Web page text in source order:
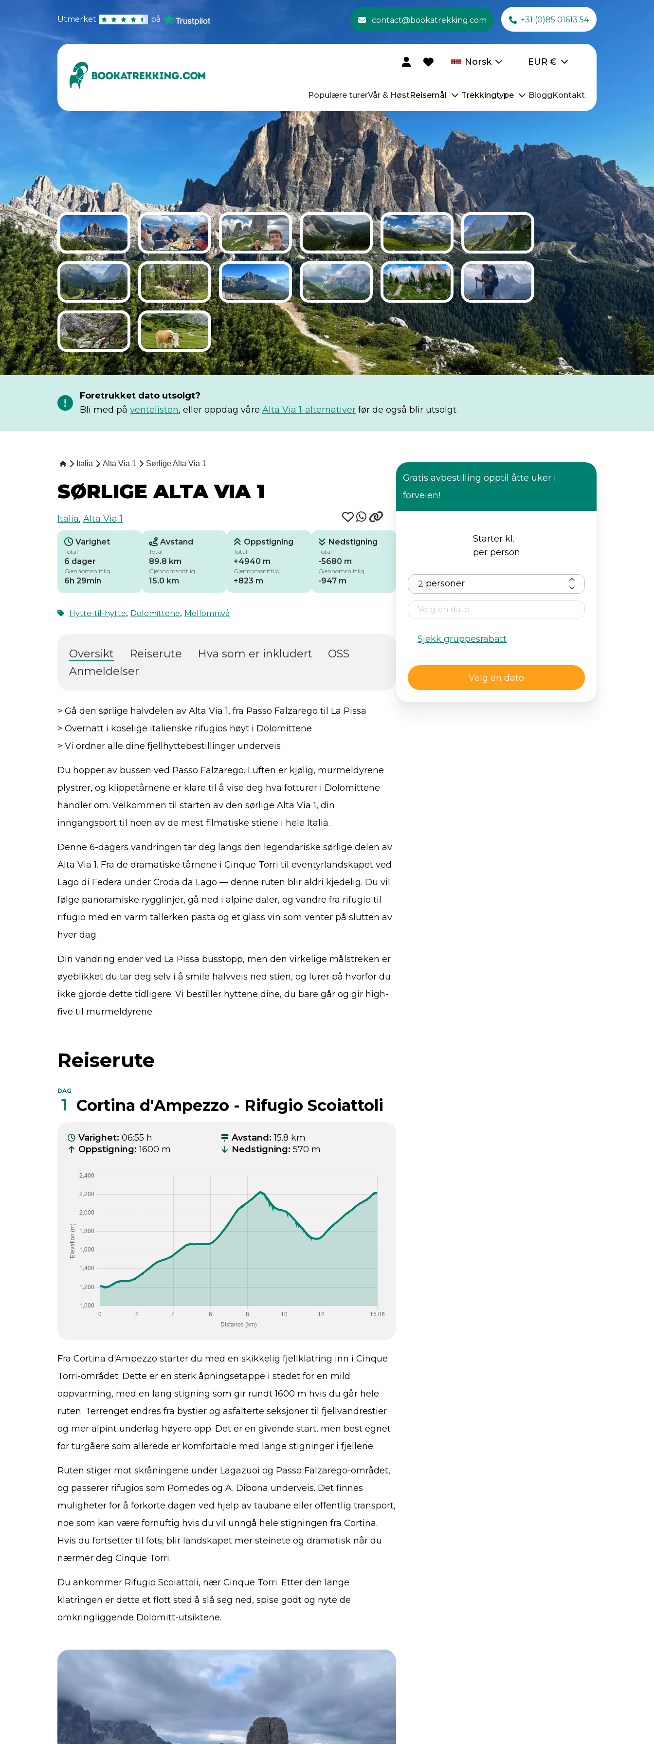
Utmerket på contact@bookatrekking.com +31 (0)85 01613 54
Norsk EUR €
Populære turerVår & HøstReisemål Trekkingtype BloggKontakt
Foretrukket dato utsolgt?
Bli med på ventelisten, eller oppdag våre Alta Via 1-alternativer før de også blir utsolgt.
Italia Alta Via 1 Sørlige Alta Via 1
SØRLIGE ALTA VIA 1
Italia, Alta Via 1
Varighet
Total
6 dager
Gjennomsnittlig
6h 29min
Avstand
Total
89.8 km
Gjennomsnittlig
15.0 km
Oppstigning
Total
+4940 m
Gjennomsnittlig
+823 m
Nedstigning
Total
-5680 m
Gjennomsnittlig
-947 m
Hytte-til-hytte, Dolomittene, Mellomnivå
Oversikt Reiserute Hva som er inkludert
OSS
Anmeldelser
> Gå den sørlige halvdelen av Alta Via 1, fra Passo Falzarego til La Pissa
> Overnatt i koselige italienske rifugios høyt i Dolomittene
> Vi ordner alle dine fjellhyttebestillinger underveis
Du hopper av bussen ved Passo Falzarego. Luften er kjølig, murmeldyrene
plystrer, og klippetårnene er klare til å vise deg hva fotturer i Dolomittene
handler om. Velkommen til starten av den sørlige Alta Via 1, din
inngangsport til noen av de mest filmatiske stiene i hele Italia.
Denne 6-dagers vandringen tar deg langs den legendariske sørlige delen av
Alta Via 1. Fra de dramatiske tårnene i Cinque Torri til eventyrlandskapet ved
Lago di Federa under Croda da Lago — denne ruten blir aldri kjedelig. Du vil
følge panoramiske rygglinjer, gå ned i alpine daler, og vandre fra rifugio til
rifugio med en varm tallerken pasta og et glass vin som venter på slutten av
hver dag.
Din vandring ender ved La Pissa busstopp, men den virkelige målstreken er
øyeblikket du tar deg selv i å smile halvveis ned stien, og lurer på hvorfor du
ikke gjorde dette tidligere. Vi bestiller hyttene dine, du bare går og gir high-
five til murmeldyrene.
Reiserute
DAG
1 Cortina d'Ampezzo - Rifugio Scoiattoli
Varighet: 06:55 h Avstand : 15.8 km
Oppstigning: 1600 m Nedstigning: 570 m
Fra Cortina d'Ampezzo starter du med en skikkelig fjellklatring inn i Cinque
Torri-området. Dette er en sterk åpningsetappe i stedet for en mild
oppvarming, med en lang stigning som gir rundt 1600 m hvis du går hele
ruten. Terrenget endres fra bystier og asfalterte seksjoner til fjellvandrestier
og mer alpint underlag høyere opp. Det er en givende start, men best egnet
for turgåere som allerede er komfortable med lange stigninger i fjellene.
Ruten stiger mot skråningene under Lagazuoi og Passo Falzarego-området,
og passerer rifugios som Pomedes og A. Dibona underveis. Det finnes
muligheter for å forkorte dagen ved hjelp av taubane eller offentlig transport,
noe som kan være fornuftig hvis du vil unngå hele stigningen fra Cortina.
Hvis du fortsetter til fots, blir landskapet mer steinete og dramatisk når du
nærmer deg Cinque Torri.
Du ankommer Rifugio Scoiattoli, nær Cinque Torri. Etter den lange
klatringen er dette et flott sted å slå seg ned, spise godt og nyte de
omkringliggende Dolomitt-utsiktene.
Gratis avbestilling opptil åtte uker i
forveien!
Starter kl.
per person
personer
Sjekk gruppesrabatt
Velg en dato